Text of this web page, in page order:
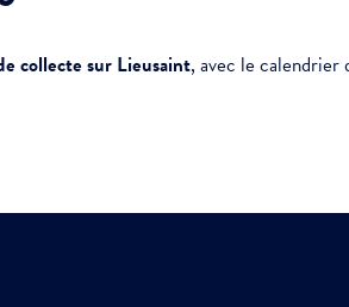
collecte sur Lieusaint, avec le